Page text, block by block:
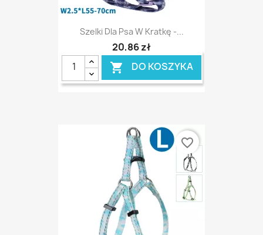
Szelki Dla Psa W Kratkę -...
20,86 zł
 DO KOSZYKA
favorite_border